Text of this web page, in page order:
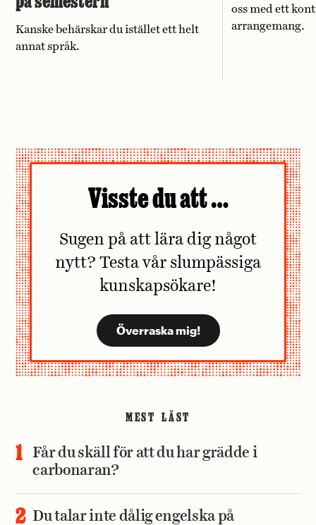
Kanske behärskar du istället ett helt
annat språk.
oss med ett
arrangemang.
Visste du att …
Sugen på att lära dig något
nytt? Testa vår slumpässiga
kunskapsökare!
MEST LÄST
Får du skäll för att du har grädde i
carbonaran?
Du talar inte dålig engelska på